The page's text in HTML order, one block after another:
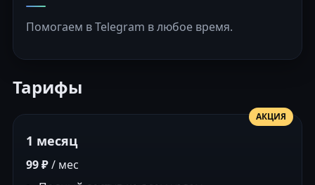
Помогаем в Telegram в любое время.
Тарифы
АКЦИЯ
1 месяц
99 ₽/ мес